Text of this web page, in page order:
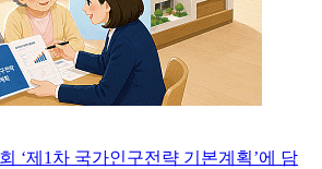
‘제1차 국가인구전략 기본계획’에 담